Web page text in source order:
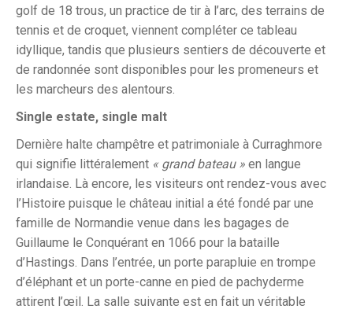
golf de 18 trous, un practice de tir à l’arc, des terrains de
tennis et de croquet, viennent compléter ce tableau
idyllique, tandis que plusieurs sentiers de découverte et
de randonnée sont disponibles pour les promeneurs et
les marcheurs des alentours.
Single estate, single malt
Dernière halte champêtre et patrimoniale à Curraghmore
qui signifie littéralement « grand bateau » en langue
irlandaise. Là encore, les visiteurs ont rendez-vous avec
l’Histoire puisque le château initial a été fondé par une
famille de Normandie venue dans les bagages de
Guillaume le Conquérant en 1066 pour la bataille
d’Hastings. Dans l’entrée, un porte parapluie en trompe
d’éléphant et un porte-canne en pied de pachyderme
attirent l’œil. La salle suivante est en fait un véritable